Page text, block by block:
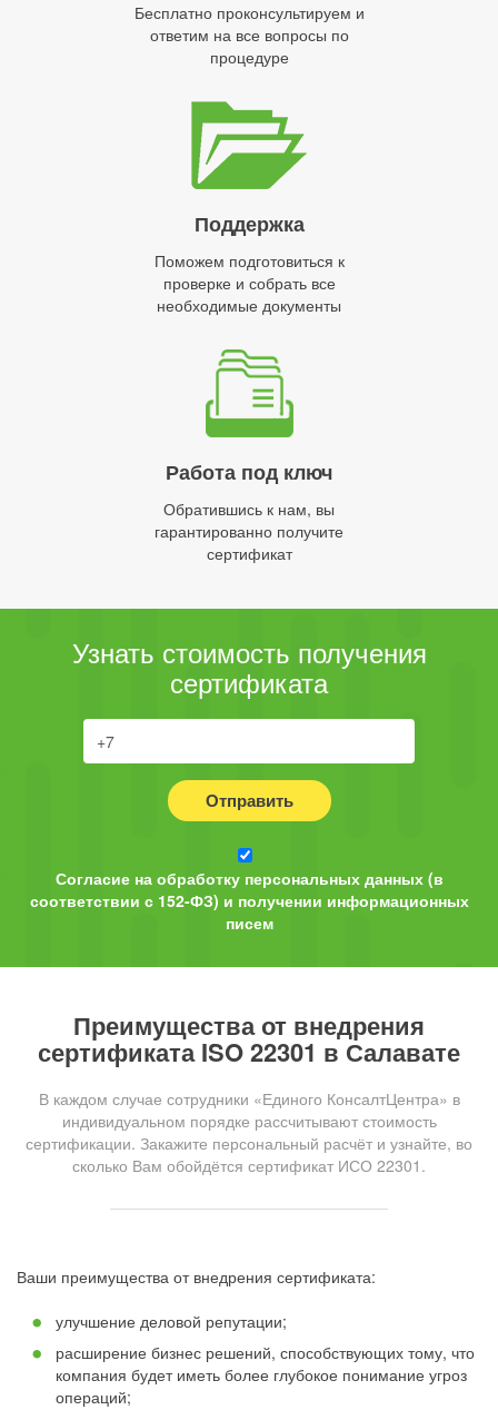
Бесплатно проконсультируем и
ответим на все вопросы по
процедуре
Поддержка
Поможем подготовиться к
проверке и собрать все
необходимые документы
Работа под ключ
Обратившись к нам, вы
гарантированно получите
сертификат
Узнать стоимость получения
сертификата
Отправить
Согласие на обработку персональных данных (в
соответствии с 152-ФЗ) и получении информационных
писем
Преимущества от внедрения
сертификата ISO 22301 в Салавате
В каждом случае сотрудники «Единого КонсалтЦентра» в
индивидуальном порядке рассчитывают стоимость
сертификации. Закажите персональный расчёт и узнайте, во
сколько Вам обойдётся сертификат ИСО 22301.
Ваши преимущества от внедрения сертификата:
улучшение деловой репутации;
расширение бизнес решений, способствующих тому, что
компания будет иметь более глубокое понимание угроз
операций;